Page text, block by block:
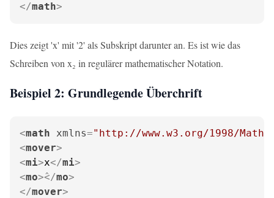
</math>
Dies zeigt 'x' mit '2' als Subskript darunter an. Es ist wie das
Schreiben von x₂ in regulärer mathematischer Notation.
Beispiel 2: Grundlegende Überchrift
<math xmlns="http://www.w3.org/1998/Math/
<mover>
<mi>x</mi>
<mo></mo>
</mover>